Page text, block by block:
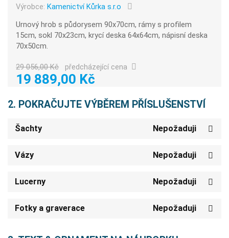
Výrobce:Kamenictví Kůrka s.r.o
Urnový hrob s půdorysem 90x70cm, rámy s profilem
15cm, sokl 70x23cm, krycí deska 64x64cm, nápisní deska
70x50cm.
29 056,00 Kč předcházející cena
19 889,00 Kč
2. POKRAČUJTE VÝBĚREM PŘÍSLUŠENSTVÍ
Šachty Nepožaduji
Vázy Nepožaduji
Lucerny Nepožaduji
Fotky a graverace Nepožaduji